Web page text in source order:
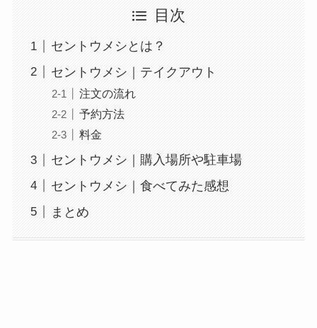
目次
セントウメシとは？
セントウメシ｜テイクアウト
注文の流れ
予約方法
料金
セントウメシ｜購入場所や駐車場
セントウメシ｜食べてみた感想
まとめ